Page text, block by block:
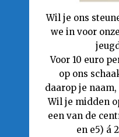
Wil je ons
we in voor
Voor 10 euro
op ons
daarop je
Wil je midden
een van de
en e5) á